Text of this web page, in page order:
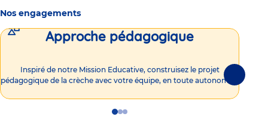
Nos engagements
Approche pédagogique
Inspiré de notre Mission Educative, construisez le projet
pédagogique de la crèche avec votre équipe, en toute autonomie !
GoGoGo